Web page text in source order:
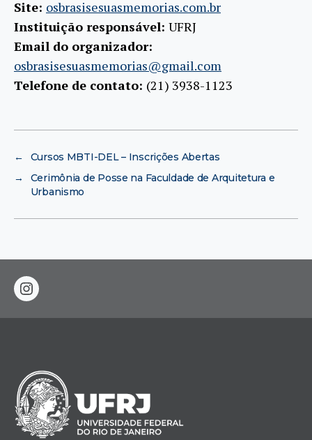
Site: osbrasisesuasmemorias.com.br
Instituição responsável: UFRJ
Email do organizador:
osbrasisesuasmemorias@gmail.com
Telefone de contato: (21) 3938-1123
←
Cursos MBTI-DEL – Inscrições Abertas
→
Cerimônia de Posse na Faculdade de Arquitetura e
Urbanismo
instagram